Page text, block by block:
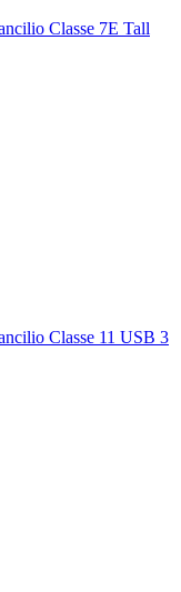
Classe 7E Tall
Classe 11 USB 3